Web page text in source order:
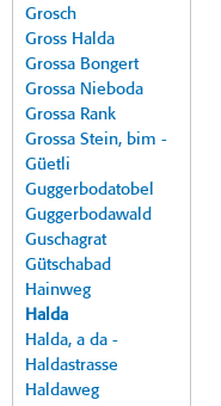
Grosch
Gross Halda
Grossa Bongert
Grossa Nieboda
Grossa Rank
Grossa Stein, bim -
Güetli
Guggerbodatobel
Guggerbodawald
Guschagrat
Gütschabad
Hainweg
Halda
Halda, a da -
Haldastrasse
Haldaweg